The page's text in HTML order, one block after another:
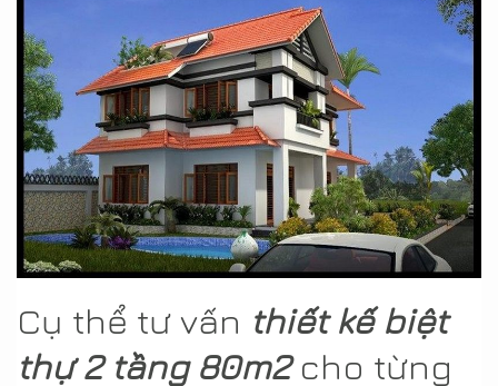
Cụ thể tư vấn thiết kế biệt
thự 2 tầng 80m2cho từng